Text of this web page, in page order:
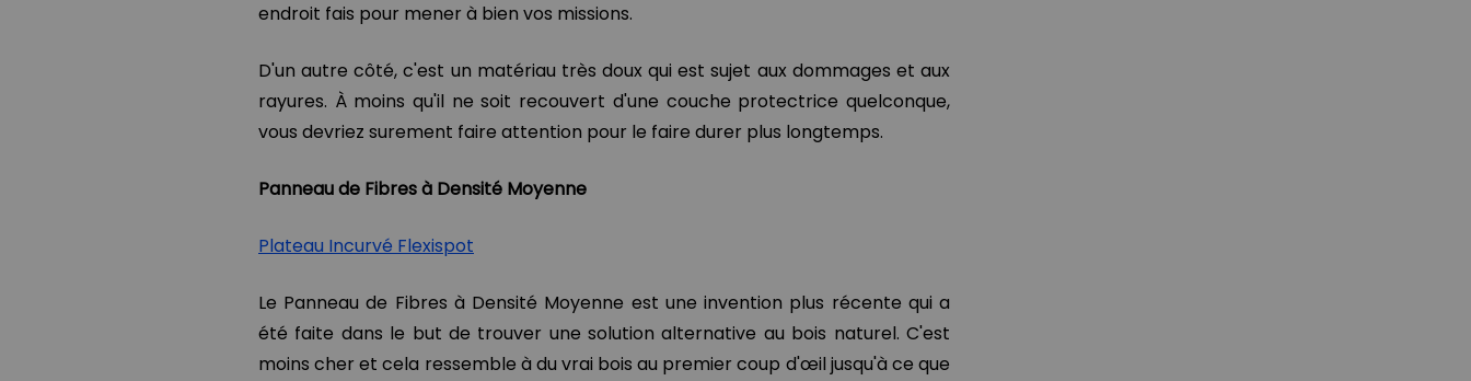
endroit fais pour mener à bien vos missions.
D'un autre côté, c'est un matériau très doux qui est sujet aux dommages et aux
rayures. À moins qu'il ne soit recouvert d'une couche protectrice quelconque,
vous devriez surement faire attention pour le faire durer plus longtemps.
Panneau de Fibres à Densité Moyenne
Plateau Incurvé Flexispot
Le Panneau de Fibres à Densité Moyenne est une invention plus récente qui a
été faite dans le but de trouver une solution alternative au bois naturel. C'est
moins cher et cela ressemble à du vrai bois au premier coup d'œil jusqu'à ce que